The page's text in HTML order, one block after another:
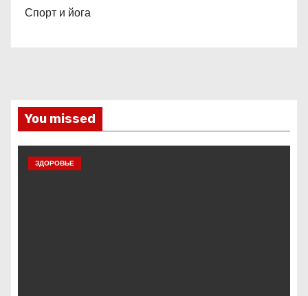
Спорт и йога
You missed
ЗДОРОВЬЕ